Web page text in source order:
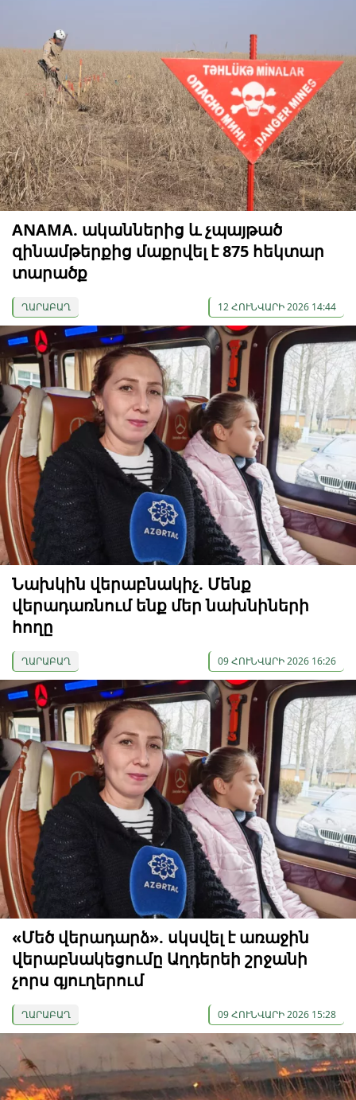
ANAMA. ականներից և չպայթած
զինամթերքից մաքրվել է 875 հեկտար
տարածք
ՂԱՐԱԲԱՂ 12 ՀՈՒՆՎԱՐԻ 2026 14:44
Նախկին վերաբնակիչ. Մենք
վերադառնում ենք մեր նախնիների
հողը
ՂԱՐԱԲԱՂ 09 ՀՈՒՆՎԱՐԻ 2026 16:26
«Մեծ վերադարձ». սկսվել է առաջին
վերաբնակեցումը Աղդերեի շրջանի
չորս գյուղերում
ՂԱՐԱԲԱՂ 09 ՀՈՒՆՎԱՐԻ 2026 15:28